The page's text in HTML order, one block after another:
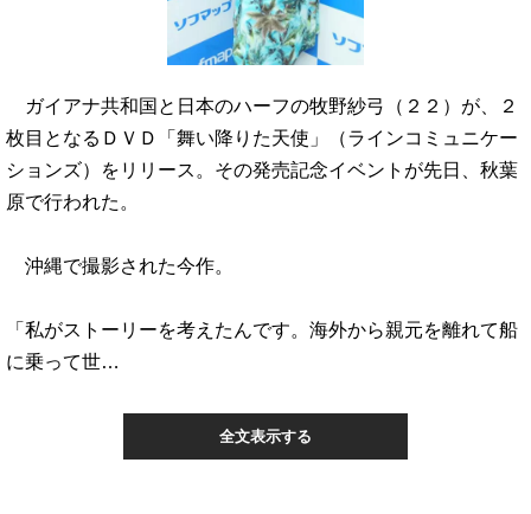
ガイアナ共和国と日本のハーフの牧野紗弓（２２）が、２
枚目となるＤＶＤ「舞い降りた天使」（ラインコミュニケー
ションズ）をリリース。その発売記念イベントが先日、秋葉
原で行われた。
沖縄で撮影された今作。
「私がストーリーを考えたんです。海外から親元を離れて船
に乗って世…
全文表示する